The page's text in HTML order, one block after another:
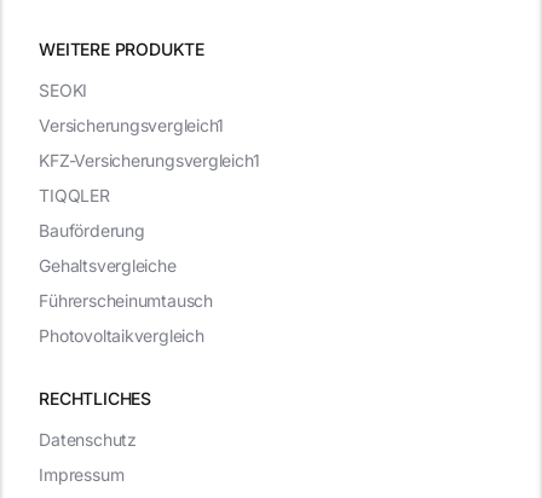
WEITERE PRODUKTE
RECHTLICHES
Datenschutz
Impressum
SEOKI
Versicherungsvergleich1
KFZ-Versicherungsvergleich1
TIQQLER
Bauförderung
Gehaltsvergleiche
Führerscheinumtausch
Photovoltaikvergleich